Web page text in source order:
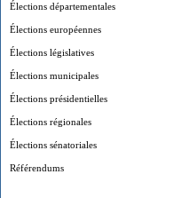
Élections départementales
Élections européennes
Élections législatives
Élections municipales
Élections présidentielles
Élections régionales
Élections sénatoriales
Référendums